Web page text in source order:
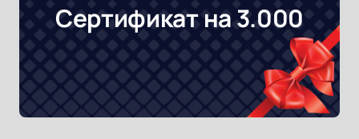
Сертификат на 3.000